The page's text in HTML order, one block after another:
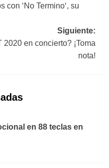
con ‘No Termino‘, su
Siguiente:
en concierto? ¡Toma
nota!
en 88 teclas en